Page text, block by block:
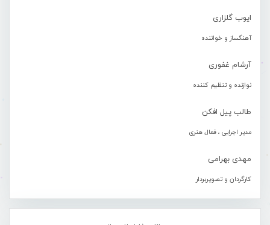
ایوب گلزاری
آهنگساز و خواننده
آرشام غفوری
نوازنده و تنظیم کننده
طالب پیل افکن
مدیر اجرایی ، فعال هنری
مهدی بهرامی
کارگردان و تصویربردار